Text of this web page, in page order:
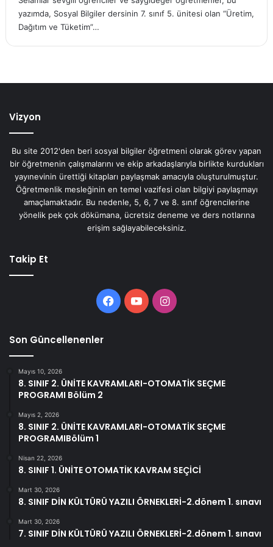
yazımda, Sosyal Bilgiler dersinin 7. sınıf 5. ünitesi olan “Üretim,
Dağıtım ve Tüketim”…
Vizyon
Bu site 2012'den beri sosyal bilgiler öğretmeni olarak görev yapan
bir öğretmenin çalışmalarını ve ekip arkadaşlarıyla birlikte kurdukları
yayınevinin ürettiği kitapları paylaşmak amacıyla oluşturulmuştur.
Öğretmenlik mesleğinin en temel vazifesi olan bilgiyi paylaşmayı
amaçlamaktadır. Bu nedenle, 5, 6, 7 ve 8. sınıf öğrencilerine
yönelik pek çok dökümana, ücretsiz deneme ve ders notlarına
erişim sağlayabileceksiniz.
Takip Et
Facebook
YouTubeInstagram
Son Güncellenenler
Mayıs 10, 2026
8. SINIF 2. ÜNİTE KAVRAMLARI-OTOMATİK SEÇME
PROGRAMI Bölüm 2
Mayıs 2, 2026
8. SINIF 2. ÜNİTE KAVRAMLARI-OTOMATİK SEÇME
PROGRAMIBölüm 1
Nisan 22, 2026
8. SINIF 1. ÜNİTE OTOMATİK KAVRAM SEÇİCİ
Mart 30, 2026
8. SINIF DİN KÜLTÜRÜ YAZILI ÖRNEKLERİ-2.dönem 1. sınavı
Mart 30, 2026
7. SINIF DİN KÜLTÜRÜ YAZILI ÖRNEKLERİ-2.dönem 1. sınavı